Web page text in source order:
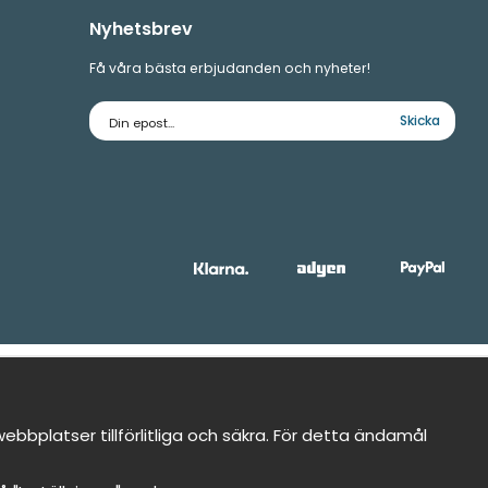
Nyhetsbrev
Få våra bästa erbjudanden och nyheter!
E-
postadress
Skicka
tillförlitliga och säkra. För detta ändamål